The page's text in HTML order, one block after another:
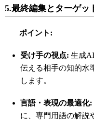
5.最終編集とターゲッ
ポイント :
受け手の視点: 生成AI
伝える相手の知的水
します。
言語・表現の最適化:
に、専門用語の解説